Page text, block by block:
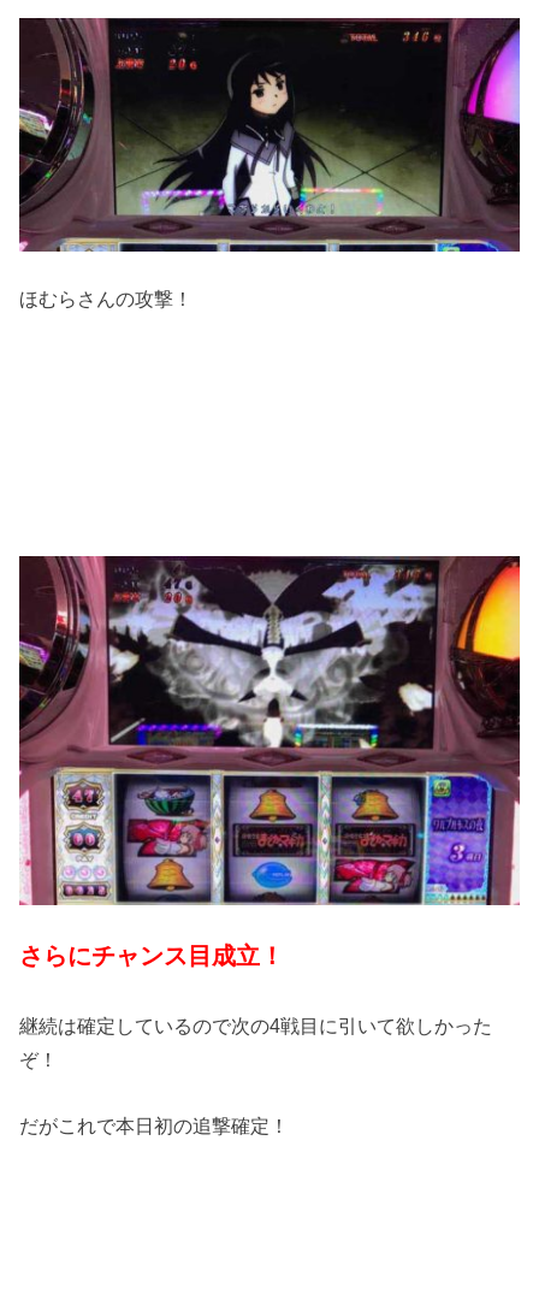
ほむらさんの攻撃！
さらにチャンス目成立！
継続は確定しているので次の4戦目に引いて欲しかった
ぞ！
だがこれで本日初の追撃確定！